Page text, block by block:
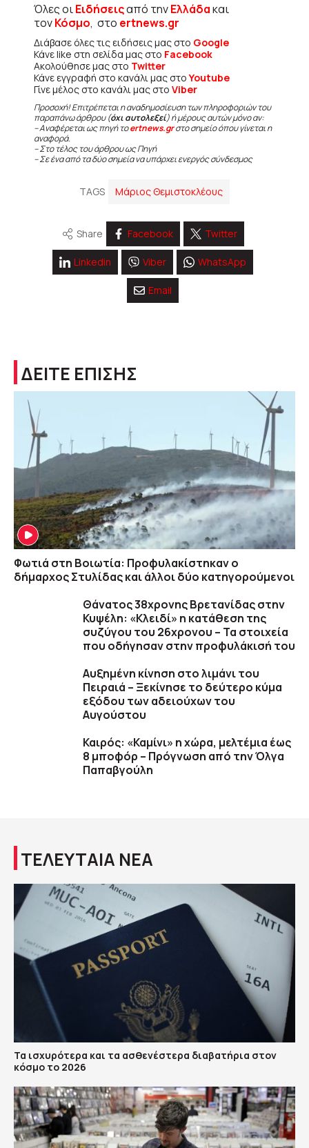
Όλες οιΕιδήσειςαπό τηνΕλλάδακαι
τονΚόσμο, στο ertnews.gr
Διάβασε όλες τις ειδήσεις μας στο Google
Κάνε like στη σελίδα μας στο Facebook
Ακολούθησε μας στο Twitter
Κάνε εγγραφή στο κανάλι μας στοYoutube
Γίνε μέλος στο κανάλι μας στο Viber
Προσοχή! Επιτρέπεται η αναδημοσίευση των πληροφοριών του
παραπάνω άρθρου (όχι αυτολεξεί) ή μέρους αυτών μόνο αν:
– Αναφέρεται ως πηγή τοertnews.grστο σημείο όπου γίνεται η
αναφορά.
– Στο τέλος του άρθρου ως Πηγή
– Σε ένα από τα δύο σημεία να υπάρχει ενεργός σύνδεσμος
TAGS Μάριος Θεμιστοκλέους
Share Facebook Twitter
Linkedin Viber WhatsApp
Email
ΔΕΙΤΕ ΕΠΙΣΗΣ
Φωτιά στη Βοιωτία: Προφυλακίστηκαν ο
δήμαρχος Στυλίδας και άλλοι δύο κατηγορούμενοι
Θάνατος 38χρονης Βρετανίδας στην
Κυψέλη: «Κλειδί» η κατάθεση της
συζύγου του 26χρονου – Τα στοιχεία
που οδήγησαν στην προφυλάκισή του
Αυξημένη κίνηση στο λιμάνι του
Πειραιά – Ξεκίνησε το δεύτερο κύμα
εξόδου των αδειούχων του
Αυγούστου
Καιρός: «Καμίνι» η χώρα, μελτέμια έως
8 μποφόρ – Πρόγνωση από την Όλγα
Παπαβγούλη
ΤΕΛΕΥΤΑΙΑ ΝΕΑ
Τα ισχυρότερα και τα ασθενέστερα διαβατήρια στον
κόσμο το 2026